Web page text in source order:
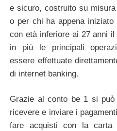
e sicuro, costruito su
o per chi ha appena
con età inferiore ai 27 anni
in più le principali
essere effettuate
di internet banking.
Grazie al conto be 1 si
ricevere e inviare i
fare acquisti con la carta